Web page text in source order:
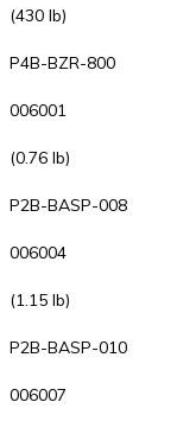
(430 lb)
P4B-BZR-800
006001
(0.76 lb)
P2B-BASP-008
006004
(1.15 lb)
P2B-BASP-010
006007